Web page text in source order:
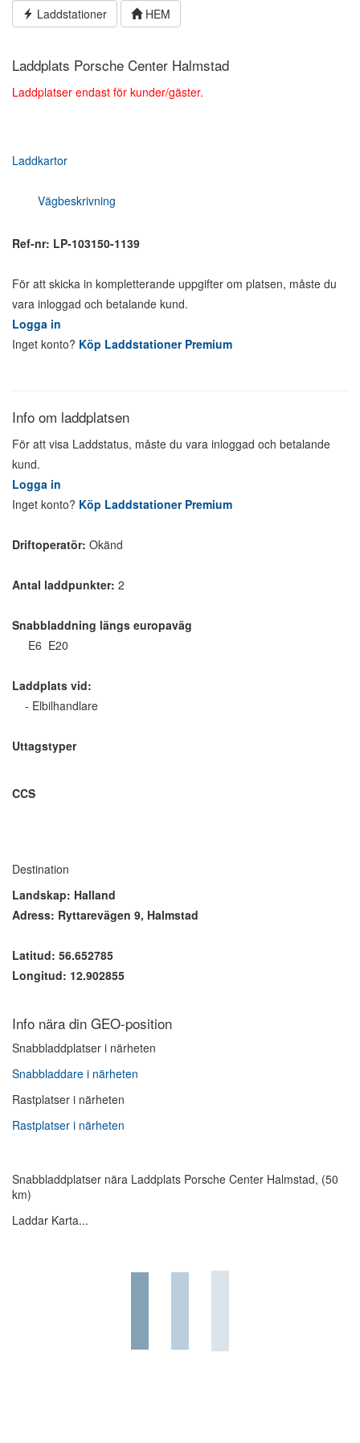
Hoppa Laddstationer HEM
Laddplats Porsche Center Halmstad
Laddplatser endast för kunder/gäster.
Laddkartor
Vägbeskrivning
Ref-nr: LP-103150-1139
För att skicka in kompletterande uppgifter om platsen, måste du
vara inloggad och betalande kund.
Logga in
Inget konto? Köp Laddstationer Premium
Info om laddplatsen
För att visa Laddstatus, måste du vara inloggad och betalande
kund.
Logga in
Inget konto? Köp Laddstationer Premium
Driftoperatör: Okänd
Antal laddpunkter: 2
Snabbladdning längs europaväg
E6 E20
Laddplats vid:
- Elbilhandlare
Uttagstyper
CCS
Destination
Landskap: Halland
Adress: Ryttarevägen 9, Halmstad
Latitud: 56.652785
Longitud: 12.902855
Info nära din GEO-position
Snabbladdplatser i närheten
Snabbladdare i närheten
Rastplatser i närheten
Rastplatser i närheten
Snabbladdplatser nära Laddplats Porsche Center Halmstad, (50
km)
Laddar Karta...